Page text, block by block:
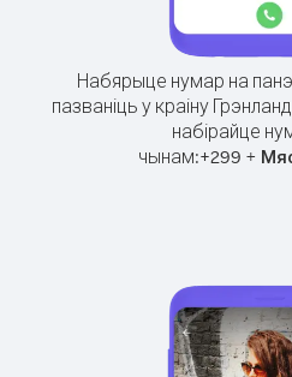
Набярыце нумар на
пазваніць у краіну
набірайце
чынам:+299 +